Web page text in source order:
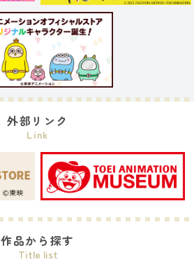
外部リンク
Link
作品から探す
Title list